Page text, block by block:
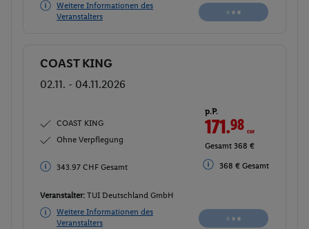
Weitere Informationen des
Veranstalters
Buchen
Buchen
COAST KING
02.11. - 04.11.2026
COAST KING
Ohne Verpflegung
368 € Gesamt
p.P.
171.98CHF
Gesamt 343.97 CHF
368 € Gesamt
Veranstalter: TUI Deutschland GmbH
Weitere Informationen des
Veranstalters
Buchen